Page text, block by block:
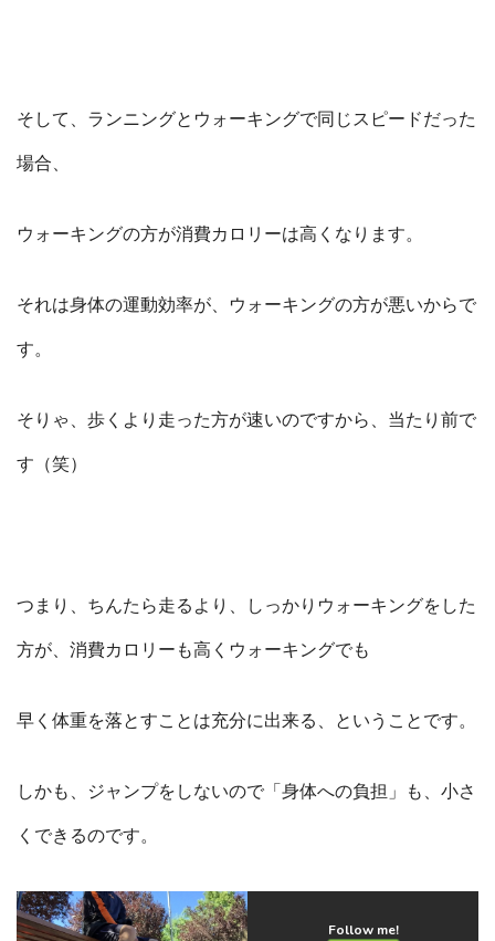
そして、ランニングとウォーキングで同じスピードだった
場合、
ウォーキングの方が消費カロリーは高くなります。
それは身体の運動効率が、ウォーキングの方が悪いからで
す。
そりゃ、歩くより走った方が速いのですから、当たり前で
す（笑）
つまり、ちんたら走るより、しっかりウォーキングをした
方が、消費カロリーも高くウォーキングでも
早く体重を落とすことは充分に出来る、ということです。
しかも、ジャンプをしないので「身体への負担」も、小さ
くできるのです。
Follow me!